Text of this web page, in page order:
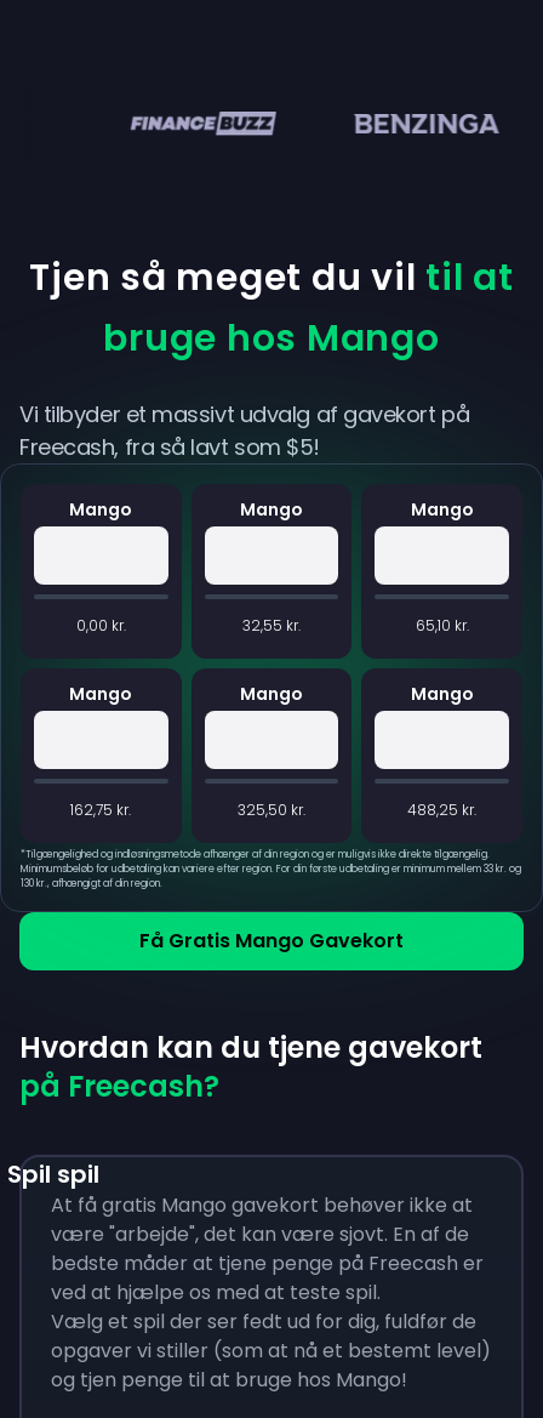
Få Gratis Mango Gavekort
Mango
0,00 kr.
Mango
32,55 kr.
Mango
65,10 kr.
Mango
162,75 kr.
Mango
325,50 kr.
Mango
488,25 kr.
*Tilgængelighed og indløsningsmetode afhænger af din region og er muligvis ikke direkte tilgængelig.
Minimumsbeløb for udbetaling kan variere efter region. For din første udbetaling er minimum mellem 33 kr. og
130 kr., afhængigt af din region.
Tjen så meget du vil til at
bruge hos Mango
Vi tilbyder et massivt udvalg af gavekort på
Freecash, fra så lavt som $5!
Hvordan kan du tjene gavekort
på Freecash?
Spil spil
At få gratis Mango gavekort behøver ikke at
være "arbejde", det kan være sjovt. En af de
bedste måder at tjene penge på Freecash er
ved at hjælpe os med at teste spil.
Vælg et spil der ser fedt ud for dig, fuldfør de
opgaver vi stiller (som at nå et bestemt level)
og tjen penge til at bruge hos Mango!